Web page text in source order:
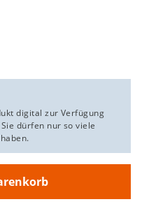
digital zur Verfügung
dürfen nur so viele